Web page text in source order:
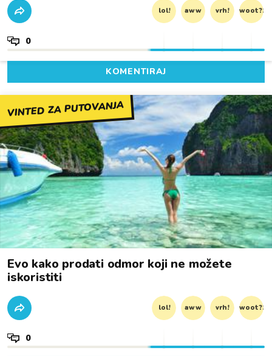
lol! aww vrh! woot?!
0
KOMENTIRAJ
VINTED ZA PUTOVANJA
Evo kako prodati odmor koji ne možete
iskoristiti
lol! aww vrh! woot?!
0